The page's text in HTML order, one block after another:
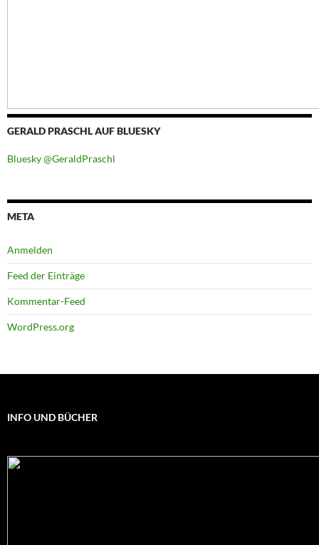
GERALD PRASCHL AUF BLUESKY
Bluesky @GeraldPraschl
META
Anmelden
Feed der Einträge
Kommentar-Feed
WordPress.org
INFO UND BÜCHER